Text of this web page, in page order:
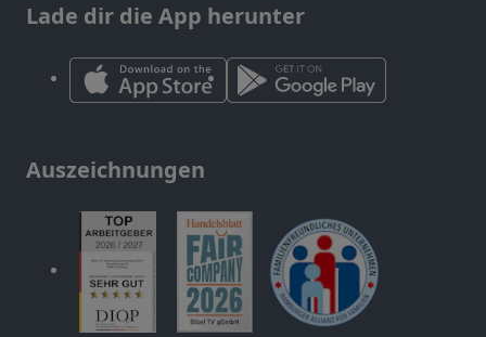
Lade dir die App herunter
Auszeichnungen